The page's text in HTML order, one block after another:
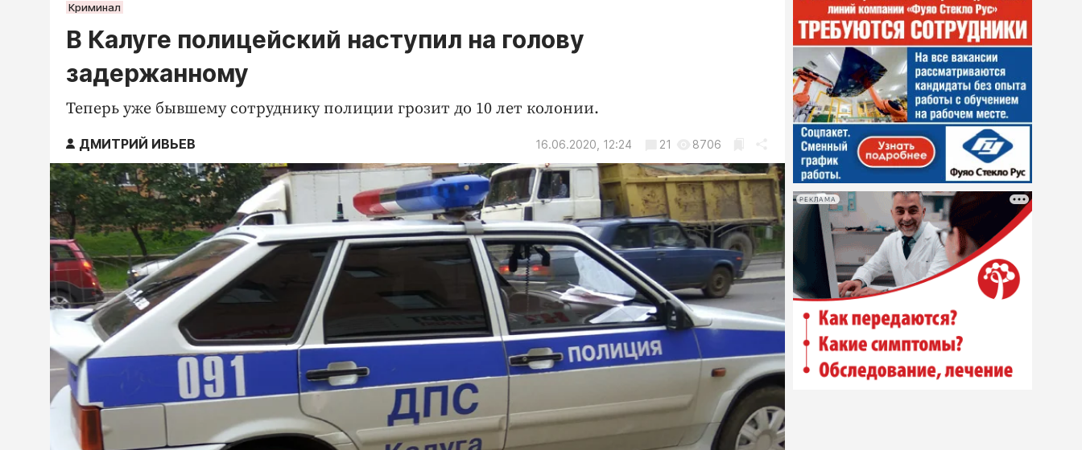
Криминал
В Калуге полицейский наступил на голову
задержанному
Теперь уже бывшему сотруднику полиции грозит до 10 лет колонии.
ДМИТРИЙ ИВЬЕВ 16.06.2020, 12:24 21 8706
РЕКЛАМА